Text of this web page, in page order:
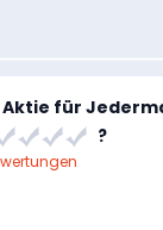
Aktie für
?